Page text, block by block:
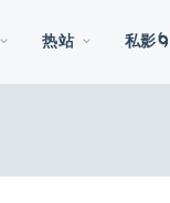
热站 私影🌀